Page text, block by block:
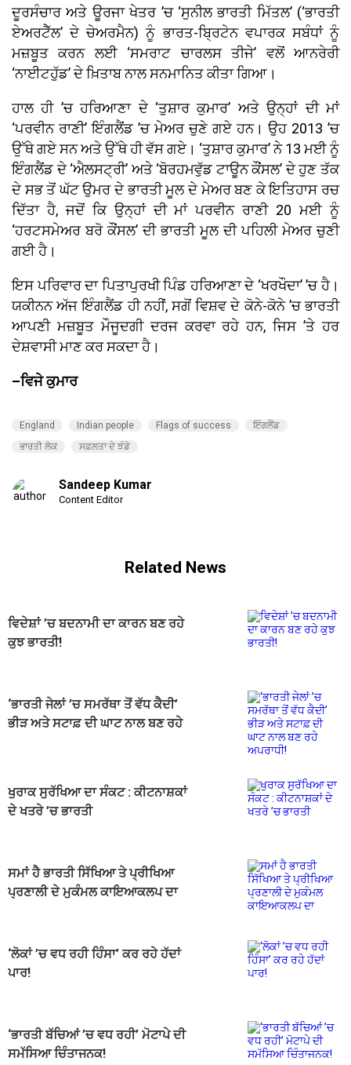
ਦੂਰਸੰਚਾਰ ਅਤੇ ਊਰਜਾ ਖੇਤਰ ’ਚ ‘ਸੁਨੀਲ ਭਾਰਤੀ ਮਿੱਤਲ’ (‘ਭਾਰਤੀ
ਏਅਰਟੈੱਲ’ ਦੇ ਚੇਅਰਮੈਨ) ਨੂੰ ਭਾਰਤ-ਬ੍ਰਿਟੇਨ ਵਪਾਰਕ ਸਬੰਧਾਂ ਨੂੰ
ਮਜ਼ਬੂਤ ਕਰਨ ਲਈ ‘ਸਮਰਾਟ ਚਾਰਲਸ ਤੀਜੇ’ ਵਲੋਂ ਆਨਰੇਰੀ
‘ਨਾਈਟਹੁੱਡ’ ਦੇ ਖ਼ਿਤਾਬ ਨਾਲ ਸਨਮਾਨਿਤ ਕੀਤਾ ਗਿਆ।
ਹਾਲ ਹੀ ’ਚ ਹਰਿਆਣਾ ਦੇ ‘ਤੁਸ਼ਾਰ ਕੁਮਾਰ’ ਅਤੇ ਉਨ੍ਹਾਂ ਦੀ ਮਾਂ
‘ਪਰਵੀਨ ਰਾਣੀ’ ਇੰਗਲੈਂਡ ’ਚ ਮੇਅਰ ਚੁਣੇ ਗਏ ਹਨ। ਉਹ 2013 ’ਚ
ਉੱਥੇ ਗਏ ਸਨ ਅਤੇ ਉੱਥੇ ਹੀ ਵੱਸ ਗਏ। ‘ਤੁਸ਼ਾਰ ਕੁਮਾਰ’ ਨੇ 13 ਮਈ ਨੂੰ
ਇੰਗਲੈਂਡ ਦੇ ‘ਐਲਸਟ੍ਰੀ’ ਅਤੇ ‘ਬੋਰਹਮਵੁੱਡ ਟਾਊਨ ਕੌਂਸਲ’ ਦੇ ਹੁਣ ਤੱਕ
ਦੇ ਸਭ ਤੋਂ ਘੱਟ ਉਮਰ ਦੇ ਭਾਰਤੀ ਮੂਲ ਦੇ ਮੇਅਰ ਬਣ ਕੇ ਇਤਿਹਾਸ ਰਚ
ਦਿੱਤਾ ਹੈ, ਜਦੋਂ ਕਿ ਉਨ੍ਹਾਂ ਦੀ ਮਾਂ ਪਰਵੀਨ ਰਾਣੀ 20 ਮਈ ਨੂੰ
‘ਹਰਟਸਮੇਅਰ ਬਰੋ ਕੌਂਸਲ’ ਦੀ ਭਾਰਤੀ ਮੂਲ ਦੀ ਪਹਿਲੀ ਮੇਅਰ ਚੁਣੀ
ਗਈ ਹੈ।
ਇਸ ਪਰਿਵਾਰ ਦਾ ਪਿਤਾਪੁਰਖੀ ਪਿੰਡ ਹਰਿਆਣਾ ਦੇ ‘ਖਰਖੌਦਾ’ ’ਚ ਹੈ।
ਯਕੀਨਨ ਅੱਜ ਇੰਗਲੈਂਡ ਹੀ ਨਹੀਂ, ਸਗੋਂ ਵਿਸ਼ਵ ਦੇ ਕੋਨੇ-ਕੋਨੇ ’ਚ ਭਾਰਤੀ
ਆਪਣੀ ਮਜ਼ਬੂਤ ਮੌਜੂਦਗੀ ਦਰਜ ਕਰਵਾ ਰਹੇ ਹਨ, ਜਿਸ ’ਤੇ ਹਰ
ਦੇਸ਼ਵਾਸੀ ਮਾਣ ਕਰ ਸਕਦਾ ਹੈ।
–ਵਿਜੇ ਕੁਮਾਰ
England Indian people Flags of success
ਇੰਗਲੈਂਡ
ਭਾਰਤੀ ਲੋਕ
ਸਫ਼ਲਤਾ ਦੇ ਝੰਡੇ
Sandeep Kumar
Content Editor
Related News
ਵਿਦੇਸ਼ਾਂ ’ਚ ਬਦਨਾਮੀ ਦਾ ਕਾਰਨ ਬਣ ਰਹੇ
ਕੁਝ ਭਾਰਤੀ!
‘ਭਾਰਤੀ ਜੇਲਾਂ ’ਚ ਸਮਰੱਥਾ ਤੋਂ ਵੱਧ ਕੈਦੀ’
ਭੀੜ ਅਤੇ ਸਟਾਫ਼ ਦੀ ਘਾਟ ਨਾਲ ਬਣ ਰਹੇ
ਖੁਰਾਕ ਸੁਰੱਖਿਆ ਦਾ ਸੰਕਟ : ਕੀਟਨਾਸ਼ਕਾਂ
ਦੇ ਖਤਰੇ ’ਚ ਭਾਰਤੀ
ਸਮਾਂ ਹੈ ਭਾਰਤੀ ਸਿੱਖਿਆ ਤੇ ਪ੍ਰੀਖਿਆ
ਪ੍ਰਣਾਲੀ ਦੇ ਮੁਕੰਮਲ ਕਾਇਆਕਲਪ ਦਾ
‘ਲੋਕਾਂ ’ਚ ਵਧ ਰਹੀ ਹਿੰਸਾ’ ਕਰ ਰਹੇ ਹੱਦਾਂ
ਪਾਰ!
‘ਭਾਰਤੀ ਬੱਚਿਆਂ ’ਚ ਵਧ ਰਹੀ’ ਮੋਟਾਪੇ ਦੀ
ਸਮੱਸਿਆ ਚਿੰਤਾਜਨਕ!